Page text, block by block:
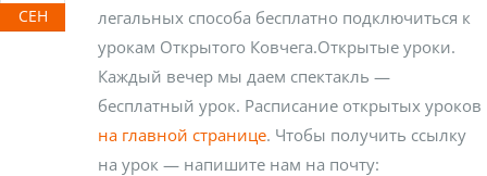
СЕН
легальных способа бесплатно подключиться к
урокам Открытого Ковчега.Открытые уроки.
Каждый вечер мы даем спектакль —
бесплатный урок. Расписание открытых уроков
на главной странице. Чтобы получить ссылку
на урок — напишите нам на почту: